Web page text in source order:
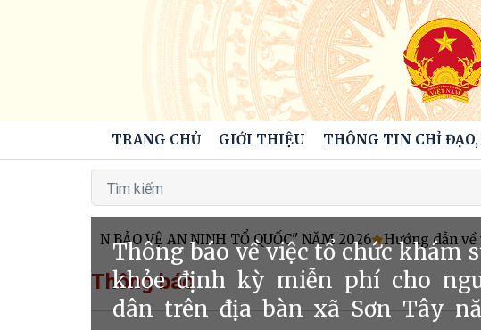
TRANG CHỦ GIỚI THIỆU THÔNG TIN CHỈ
DÂN BẢO VỆ AN NINH TỔ QUỐC" NĂM 2026 Hướng dẫn về
Thông báo
Thông báo về việc tổ chức khám
khỏe định kỳ miễn phí cho
dân trên địa bàn xã Sơn Tây